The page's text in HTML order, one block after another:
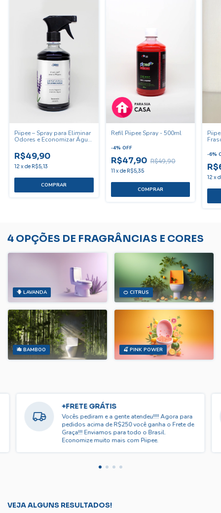
Piipee – Spray para Eliminar
Odores e Economizar Água
R$49,90
12 xde R$5,13
COMPRAR
Refil Piipee Spray - 500ml
-4% OFF
R$47,90 R$49,90
11 xde R$5,35
COMPRAR
-6%
12 x
4 OPÇÕES DE FRAGRÂNCIAS E CORES
🪻 LAVANDA 🍊 CITRUS
🎋 BAMBOO 🍒 PINK POWER
+FRETE GRÁTIS
Vocês pediram e a gente atendeu!!!! Agora para
pedidos acima de R$250 você ganha o Frete de
Graça!!! Enviamos para todo o Brasil.
Economize muito mais com Piipee.
VEJA ALGUNS RESULTADOS!